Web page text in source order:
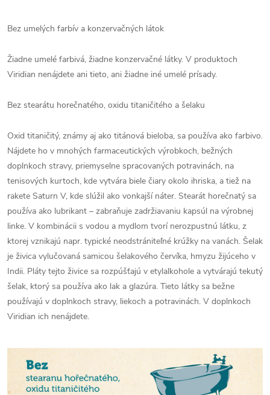
Bez umelých farbív a konzervačných látok
Žiadne umelé farbivá, žiadne konzervačné látky. V produktoch
Viridian nenájdete ani tieto, ani žiadne iné umelé prísady.
Bez stearátu horečnatého, oxidu titaničitého a šelaku
Oxid titaničitý, známy aj ako titánová bieloba, sa používa ako farbivo.
Nájdete ho v mnohých farmaceutických výrobkoch, bežných
doplnkoch stravy, priemyselne spracovaných potravinách, na
tenisových kurtoch, kde vytvára biele čiary okolo ihriska, a tiež na
rakete Saturn V, kde slúžil ako vonkajší náter. Stearát horečnatý sa
používa ako lubrikant – zabraňuje zadržiavaniu kapsúl na výrobnej
linke. V kombinácii s vodou a mydlom tvorí nerozpustnú látku, z
ktorej vznikajú napr. typické neodstrániteľné krúžky na vanách. Šelak
je živica vylučovaná samicou šelakového červíka, hmyzu žijúceho v
Indii. Pláty tejto živice sa rozpúšťajú v etylalkohole a vytvárajú tekutý
šelak, ktorý sa používa ako lak a glazúra. Tieto látky sa bežne
používajú v doplnkoch stravy, liekoch a potravinách. V doplnkoch
Viridian ich nenájdete.